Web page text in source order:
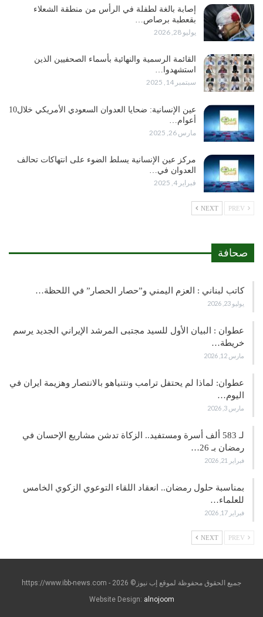
إصابة بالغة لطفلة في الرأس من منطقة الشعلاء
بقعطبة برصاص…
يوليو 28, 2026
القائمة الرسمية والنهائية بأسماء الصحفيين الذين
استشهدوا…
سبتمبر 14, 2025
عين الإنسانية: ضحايا العدوان السعودي الأمريكي خلال10
أعوام…
مارس 26, 2025
مركز عين الإنسانية يسلط الضوء على انتهاكات تحالف
العدوان في…
فبراير 4, 2025
NEXT
صحافة
كاتب لبناني : العزم اليمني و”حصار الحصار” في اللحظة…
يوليو 23, 2026
عطوان : البيان الأول للسيد مجتبى المرشد الإيراني الجديد يرسم
خريطة…
مارس 12, 2026
عطوان: لماذا لم يحتفل ترامب ونتنياهو بالانتصار وهزيمة ايران في
اليوم…
مارس 3, 2026
لـ 583 ألف أسرة ومستفيد.. الزكاة تدشن مشاريع الإحسان في
رمضان بـ 26…
فبراير 21, 2026
بمناسبة حلول رمضان.. انعقاد اللقاء التوعوي الزكوي الخامس
للعلماء…
فبراير 17, 2026
NEXT
جميع الحقوق محفوظة لموقع إب نيوز© https://www.ibb-news.com - 2026
Website Design: alnojoom